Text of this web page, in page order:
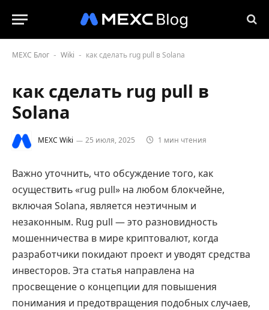
MEXC Блог - Wiki - как сделать rug pull в Solana
как сделать rug pull в
Solana
MEXC Wiki 25 июля, 2025 1 мин чтения
Важно уточнить, что обсуждение того, как
осуществить «rug pull» на любом блокчейне,
включая Solana, является неэтичным и
незаконным. Rug pull — это разновидность
мошенничества в мире криптовалют, когда
разработчики покидают проект и уводят средства
инвесторов. Эта статья направлена на
просвещение о концепции для повышения
понимания и предотвращения подобных случаев,